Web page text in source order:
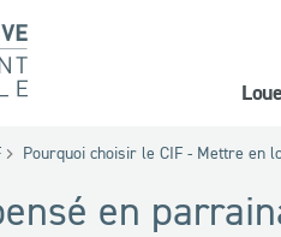
Pourquoi choisir le CIF - Mettre en
en